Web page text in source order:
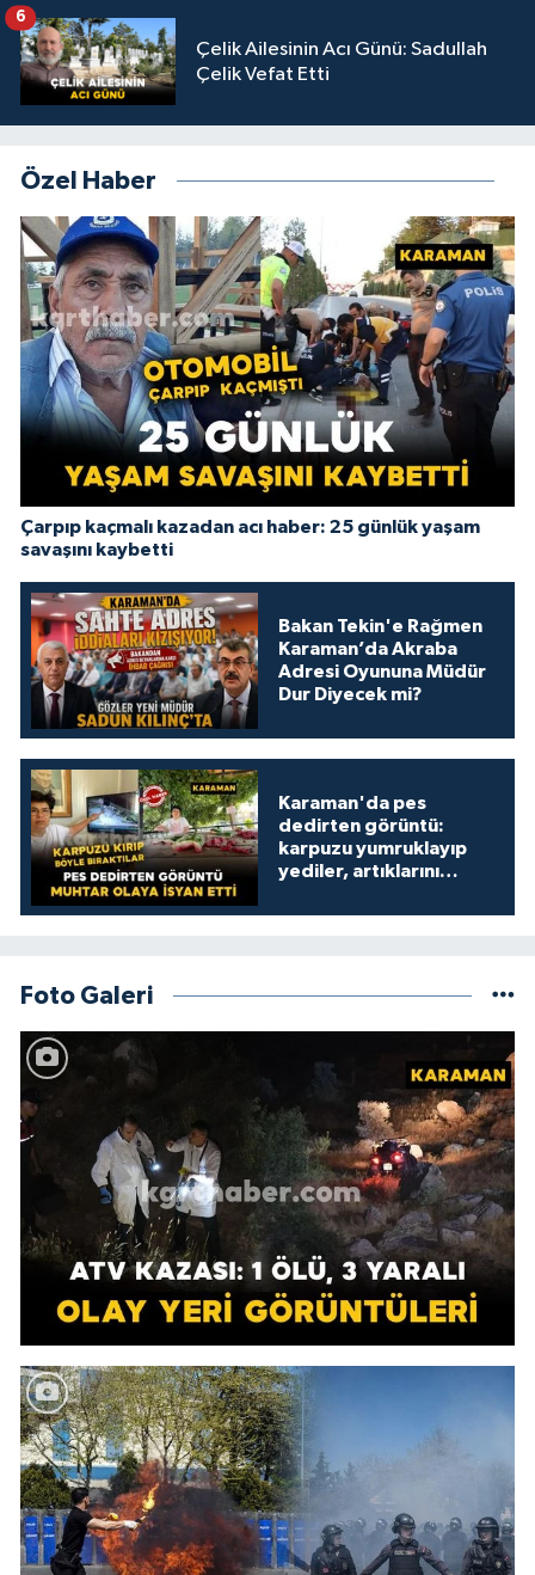
Çelik Ailesinin Acı Günü: Sadullah
Çelik Vefat Etti
6
Özel Haber
Çarpıp kaçmalı kazadan acı haber: 25 günlük yaşam
savaşını kaybetti
Bakan Tekin'e Rağmen
Karaman’da Akraba
Adresi Oyununa Müdür
Dur Diyecek mi?
Karaman'da pes
dedirten görüntü:
karpuzu yumruklayıp
yediler, artıklarını
Foto Galeri